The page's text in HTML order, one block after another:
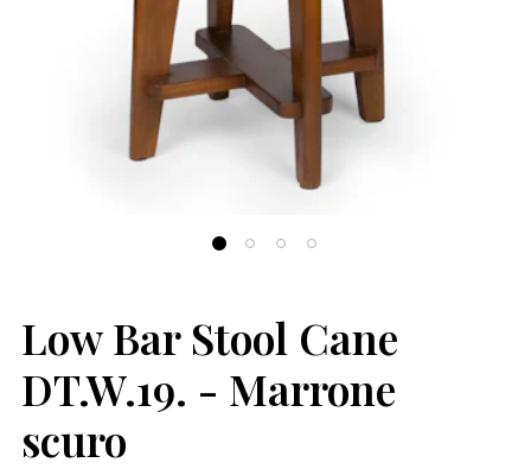
Low Bar Stool Cane
DT.W.19. - Marrone
scuro